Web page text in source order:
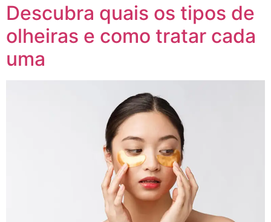
Descubra quais os tipos de
olheiras e como tratar cada
uma